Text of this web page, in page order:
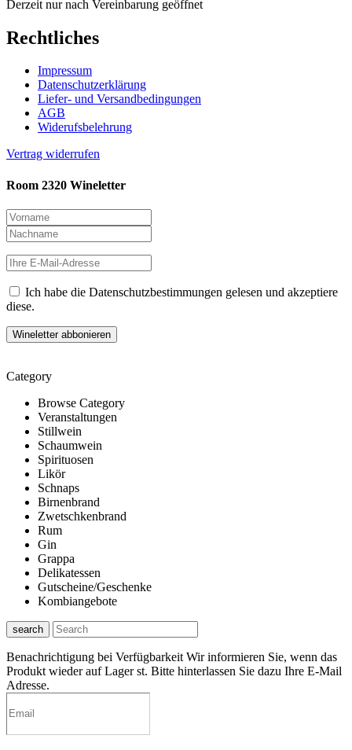
Derzeit nur nach Vereinbarung geöffnet
Rechtliches
Impressum
Datenschutzerklärung
Liefer- und Versandbedingungen
AGB
Widerufsbelehrung
Vertrag widerrufen
Room 2320 Wineletter
Ich habe die Datenschutzbestimmungen gelesen und akzeptiere
diese.
Category
Browse Category
Veranstaltungen
Stillwein
Schaumwein
Spirituosen
Likör
Schnaps
Birnenbrand
Zwetschkenbrand
Rum
Gin
Grappa
Delikatessen
Gutscheine/Geschenke
Kombiangebote
search
Benachrichtigung bei Verfügbarkeit Wir informieren Sie, wenn das
Produkt wieder auf Lager st. Bitte hinterlassen Sie dazu Ihre E-Mail
Adresse.